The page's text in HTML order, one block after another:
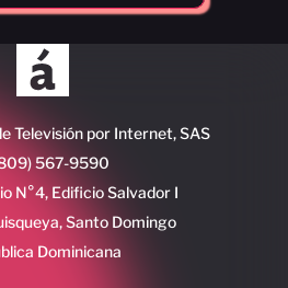
Televisión por Internet, SAS
567-9590
N°4, Edificio Salvador I
Santo Domingo
Dominicana